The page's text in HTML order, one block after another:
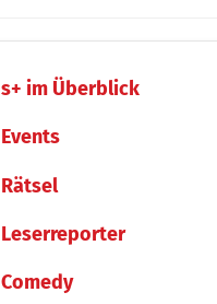
s+ im Überblick
Events
Rätsel
Leserreporter
Comedy